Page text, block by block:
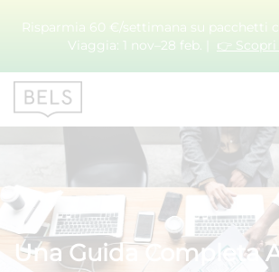
Risparmia 60 €/settimana su pacchetti
Viaggia: 1 nov–28 feb. | 👉
Una Guida Completa